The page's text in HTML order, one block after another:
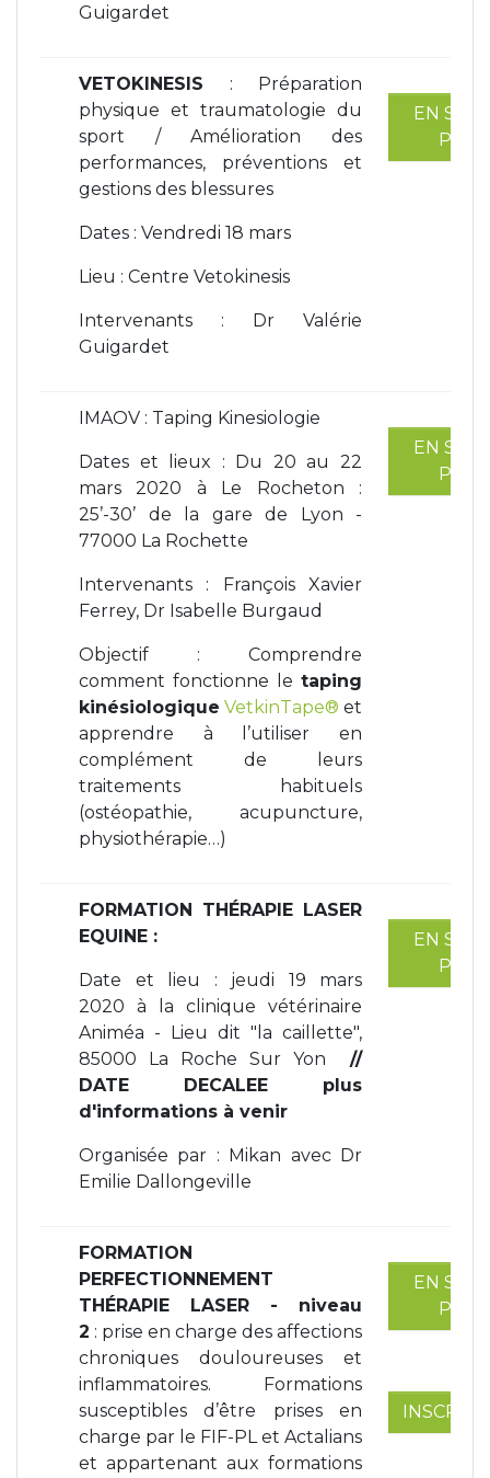
Guigardet
VETOKINESIS : Préparation
physique et traumatologie du
sport / Amélioration des
performances, préventions et
gestions des blessures
Dates : Vendredi 18 mars
Lieu : Centre Vetokinesis
Intervenants : Dr Valérie
Guigardet
EN
PLUS
IMAOV : Taping Kinesiologie
Dates et lieux : Du 20 au 22
mars 2020 à Le Rocheton :
25’-30’ de la gare de Lyon -
77000 La Rochette
Intervenants : François Xavier
Ferrey, Dr Isabelle Burgaud
Objectif : Comprendre
comment fonctionne le taping
kinésiologique VetkinTape® et
apprendre à l’utiliser en
complément de leurs
traitements habituels
(ostéopathie, acupuncture,
physiothérapie…)
EN
PLUS
FORMATION THÉRAPIE LASER
EQUINE :
Date et lieu : jeudi 19 mars
2020 à la clinique vétérinaire
Animéa - Lieu dit "la caillette",
85000 La Roche Sur Yon //
DATE DECALEE plus
d'informations à venir
Organisée par : Mikan avec Dr
Emilie Dallongeville
EN
PLUS
FORMATION
PERFECTIONNEMENT
THÉRAPIE LASER - niveau
2 : prise en charge des affections
chroniques douloureuses et
inflammatoires. Formations
susceptibles d’être prises en
charge par le FIF-PL et Actalians
et appartenant aux formations
EN
PLUS